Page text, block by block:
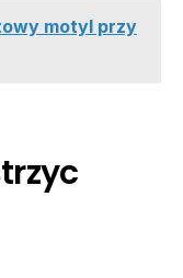
motyl przy